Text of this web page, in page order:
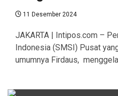
11 Desember 2024
JAKARTA | Intipos.com –
Indonesia (SMSI) Pusat
umumnya Firdaus,